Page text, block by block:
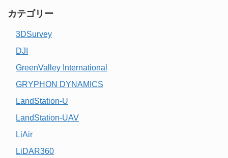
カテゴリー
3DSurvey
DJI
GreenValley International
GRYPHON DYNAMICS
LandStation-U
LandStation-UAV
LiAir
LiDAR360